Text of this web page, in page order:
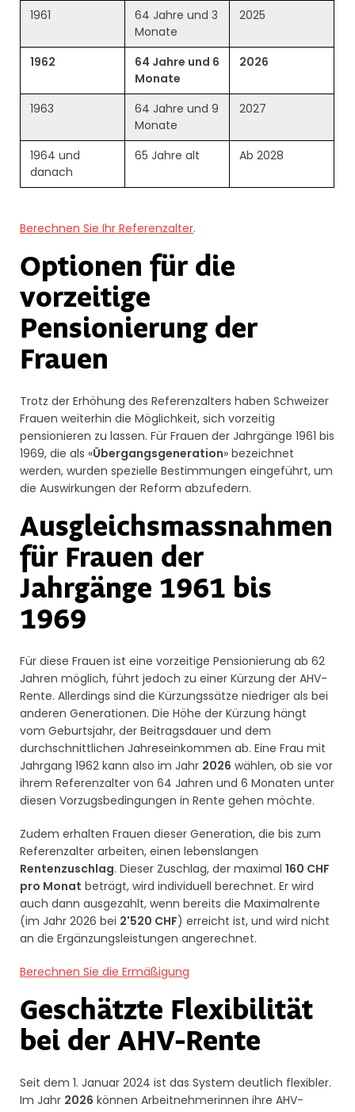
1961
64 Jahre und 3
Monate
2025
1962
64 Jahre und 6
Monate
2026
1963
64 Jahre und 9
Monate
2027
1964 und
danach
65 Jahre alt Ab 2028
Berechnen Sie Ihr Referenzalter.
Optionen für die
vorzeitige
Pensionierung der
Frauen
Trotz der Erhöhung des Referenzalters haben Schweizer
Frauen weiterhin die Möglichkeit, sich vorzeitig
pensionieren zu lassen. Für Frauen der Jahrgänge 1961 bis
1969, die als «Übergangsgeneration» bezeichnet
werden, wurden spezielle Bestimmungen eingeführt, um
die Auswirkungen der Reform abzufedern.
Ausgleichsmassnahmen
für Frauen der
Jahrgänge 1961 bis
1969
Für diese Frauen ist eine vorzeitige Pensionierung ab 62
Jahren möglich, führt jedoch zu einer Kürzung der AHV-
Rente. Allerdings sind die Kürzungssätze niedriger als bei
anderen Generationen. Die Höhe der Kürzung hängt
vom Geburtsjahr, der Beitragsdauer und dem
durchschnittlichen Jahreseinkommen ab. Eine Frau mit
Jahrgang 1962 kann also im Jahr 2026 wählen, ob sie vor
ihrem Referenzalter von 64 Jahren und 6 Monaten unter
diesen Vorzugsbedingungen in Rente gehen möchte.
Zudem erhalten Frauen dieser Generation, die bis zum
Referenzalter arbeiten, einen lebenslangen
Rentenzuschlag. Dieser Zuschlag, der maximal 160 CHF
pro Monat beträgt, wird individuell berechnet. Er wird
auch dann ausgezahlt, wenn bereits die Maximalrente
(im Jahr 2026 bei 2'520 CHF) erreicht ist, und wird nicht
an die Ergänzungsleistungen angerechnet.
Berechnen Sie die Ermäßigung
Geschätzte Flexibilität
bei der AHV-Rente
Seit dem 1. Januar 2024 ist das System deutlich flexibler.
Im Jahr 2026 können Arbeitnehmerinnen ihre AHV-